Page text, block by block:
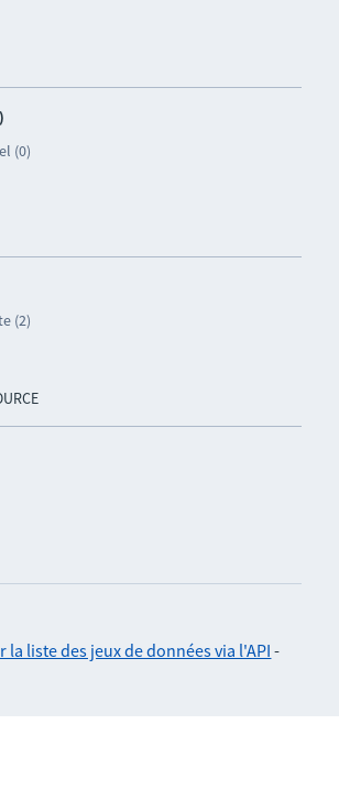
(0)
(2)
la liste des jeux de données via l'API -